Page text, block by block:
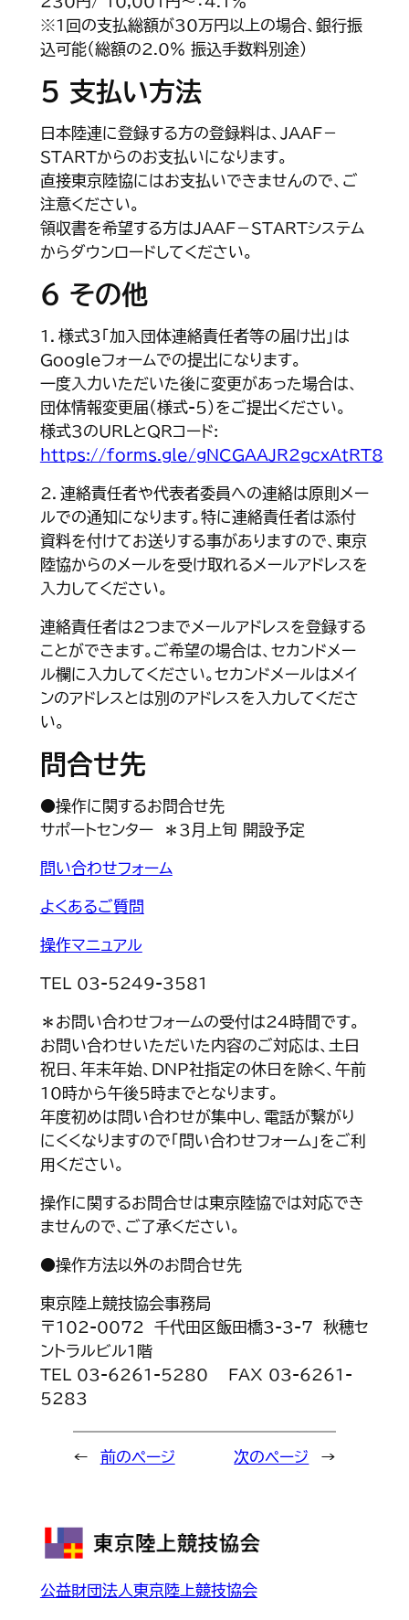
※1回の支払総額が30万円以上の場合、銀行振
込可能（総額の2.0% 振込手数料別途）
5 支払い方法
日本陸連に登録する方の登録料は、JAAF－
STARTからのお支払いになります。
直接東京陸協にはお支払いできませんので、ご
注意ください。
領収書を希望する方はJAAF－STARTシステム
からダウンロードしてください。
6 その他
1．様式3「加入団体連絡責任者等の届け出」は
Googleフォームでの提出になります。
一度入力いただいた後に変更があった場合は、
団体情報変更届（様式-5）をご提出ください。
様式3のURLとQRコード:
https://forms.gle/gNCGAAJR2gcxAtRT8
2．連絡責任者や代表者委員への連絡は原則メー
ルでの通知になります。特に連絡責任者は添付
資料を付けてお送りする事がありますので、東京
陸協からのメールを受け取れるメールアドレスを
入力してください。
連絡責任者は2つまでメールアドレスを登録する
ことができます。ご希望の場合は、セカンドメー
ル欄に入力してください。セカンドメールはメイ
ンのアドレスとは別のアドレスを入力してくださ
い。
問合せ先
●操作に関するお問合せ先
サポートセンター ＊3月上旬 開設予定
問い合わせフォーム
よくあるご質問
操作マニュアル
TEL 03-5249-3581
＊お問い合わせフォームの受付は24時間です。
お問い合わせいただいた内容のご対応は、土日
祝日、年末年始、DNP社指定の休日を除く、午前
10時から午後5時までとなります。
年度初めは問い合わせが集中し、電話が繋がり
にくくなりますので「問い合わせフォーム」をご利
用ください。
操作に関するお問合せは東京陸協では対応でき
ませんので、ご了承ください。
●操作方法以外のお問合せ先
東京陸上競技協会事務局
〒102-0072 千代田区飯田橋3-3-7 秋穂セ
ントラルビル1階
TEL 03-6261-5280 FAX 03-6261-
5283
← 前のページ 次のページ →
公益財団法人東京陸上競技協会